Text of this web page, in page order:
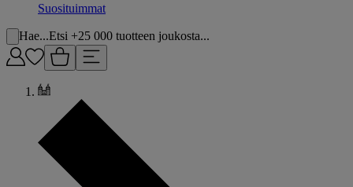
Suosituimmat
Hae...Etsi +25 000 tuotteen joukosta...